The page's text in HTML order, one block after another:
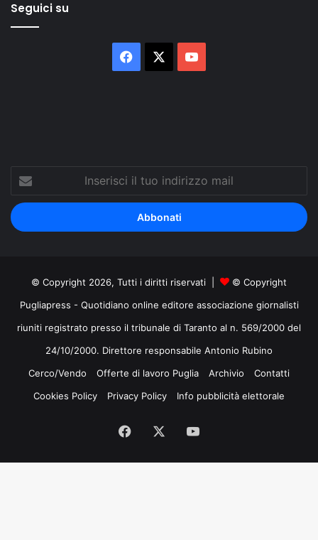
Seguici su
Facebook
Inserisci
tuo
indirizzo
mail
© Copyright 2026, Tutti i diritti riservati |
© Copyright
Pugliapress - Quotidiano online editore associazione giornalisti
riuniti registrato presso il tribunale di Taranto al n. 569/2000 del
24/10/2000. Direttore responsabile Antonio Rubino
Cerco/Vendo
Offerte di lavoro Puglia Archivio
Contatti
Cookies Policy
Privacy Policy Info pubblicità elettorale
Facebook
Tube